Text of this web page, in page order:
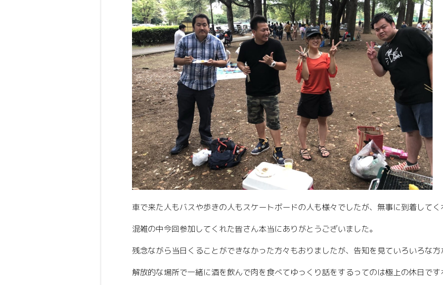
車で来た人もバスや歩きの人もスケートボードの人も様々でしたが、無事に到着して
混雑の中今回参加してくれた皆さん本当にありがとうございました。
残念ながら当日くることができなかった方々もおりましたが、告知を見ていろいろな
解放的な場所で一緒に酒を飲んで肉を食べてゆっくり話をするってのは極上の休日です